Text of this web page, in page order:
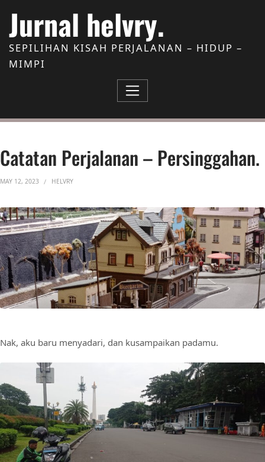
Jurnal helvry.
SEPILIHAN KISAH PERJALANAN – HIDUP –
MIMPI
Catatan Perjalanan – Persinggahan.
MAY 12, 2023 HELVRY
Nak, aku baru menyadari, dan kusampaikan padamu.